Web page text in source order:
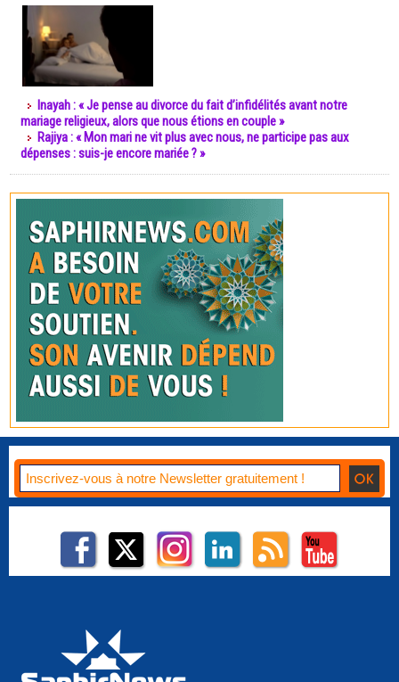
Inayah : « Je pense au divorce du fait d’infidélités avant notre
mariage religieux, alors que nous étions en couple »
Rajiya : « Mon mari ne vit plus avec nous, ne participe pas aux
dépenses : suis-je encore mariée ? »